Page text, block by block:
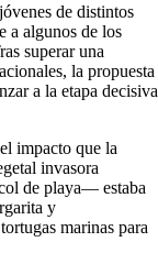
de distintos
a algunos de los
superar una
la propuesta
a la etapa decisiva
impacto que la
invasora
de playa— estaba
y
marinas para